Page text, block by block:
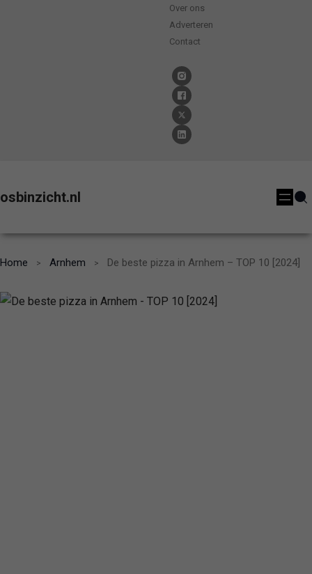
Over ons
Adverteren
Contact
osbinzicht.nl
Home Arnhem De beste pizza in Arnhem – TOP 10 [2024]